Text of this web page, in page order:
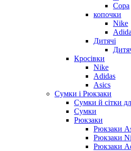
Copa
копочки
Nike
Дитячі
Кросівки
Nike
Adidas
Asics
Сумки і Рюкзаки
Сумки й сітки
Сумки
Рюкзаки
Рюкзаки
Рюкзаки
Рюкзаки